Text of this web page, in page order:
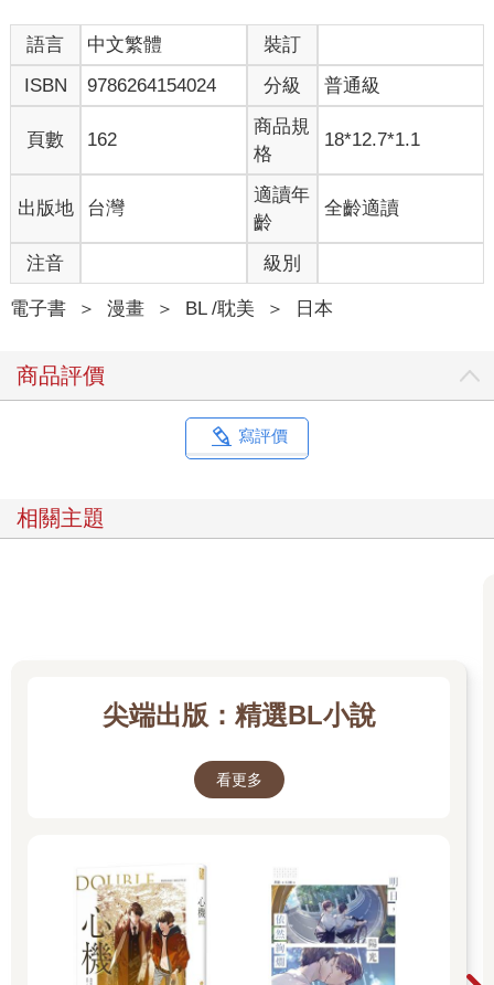
語言 中文繁體
裝訂
ISBN
9786264154024 分級 普通級
頁數 162
商品規
格
18*12.7*1.1
出版地 台灣
適讀年
齡
全齡適讀
注音 級別
電子書 ＞ 漫畫 ＞ BL /耽美 ＞ 日本
商品評價
寫評價
相關主題
尖端出版：精選BL小說
看更多